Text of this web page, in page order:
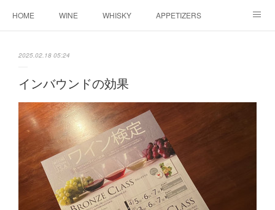
HOME WINE WHISKY APPETIZERS
2025.02.18 05:24
インバウンドの効果